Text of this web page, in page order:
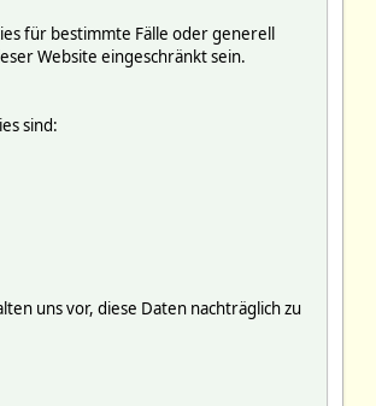
für bestimmte Fälle oder generell
Website eingeschränkt sein.
sind:
uns vor, diese Daten nachträglich zu